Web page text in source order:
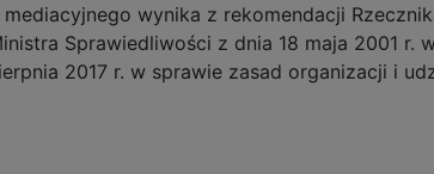
wynika z rekomendacji
Sprawiedliwości z dnia 18 maja 2001
2017 r. w sprawie zasad organizacji i